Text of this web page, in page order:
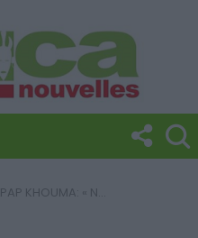
PAP KHOUMA: « Noi Italiani Neri »